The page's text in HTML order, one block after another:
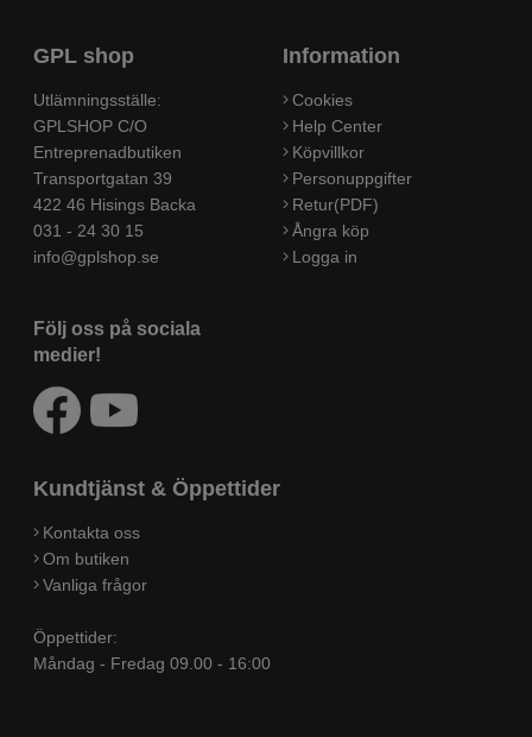
GPL shop
Utlämningsställe:
GPLSHOP C/O
Entreprenadbutiken
Transportgatan 39
422 46 Hisings Backa
031 - 24 30 15
info@gplshop.se
Följ oss på sociala
medier!
Information
Cookies
Help Center
Köpvillkor
Personuppgifter
Retur(PDF)
Ångra köp
Logga in
Kundtjänst & Öppettider
Kontakta oss
Om butiken
Vanliga frågor
Öppettider:
Måndag - Fredag 09.00 - 16:00